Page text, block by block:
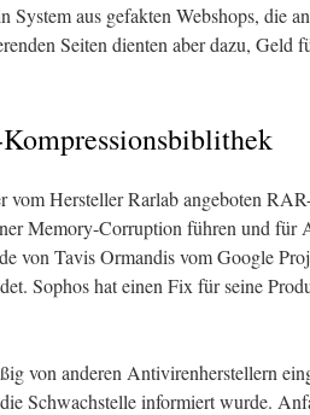
System aus gefakten Webshops, die
Seiten dienten aber dazu, Geld
vom Hersteller Rarlab angeboten
Memory-Corruption führen und für
von Tavis Ormandis vom Google
Sophos hat einen Fix für seine
von anderen Antivirenherstellern
Schwachstelle informiert wurde.